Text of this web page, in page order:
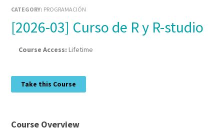
CATEGORY: PROGRAMACIÓN
[2026-03] Curso de R y R-studio
Course Access:Lifetime
Take this Course
Course Overview